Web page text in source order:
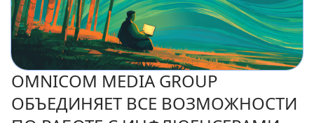
OMNICOM MEDIA GROUP
ОБЪЕДИНЯЕТ ВСЕ ВОЗМОЖНОСТИ